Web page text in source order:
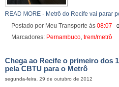
READ MORE - Metrô do Recife vai parar
Postado por Meu Transporte às 08:07
Marcadores: Pernambuco trem/metrô
Chega ao Recife o primeiro dos
pela CBTU para o Metrô
segunda-feira, 29 de outubro de 2012